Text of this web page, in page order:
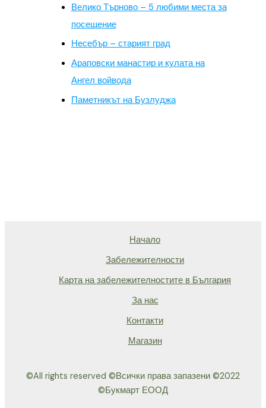
Велико Търново – 5 любими места за
посещение
Несебър – старият град
Араповски манастир и кулата на
Ангел войвода
Паметникът на Бузлуджа
Начало
Забележителности
Карта на забележителностите в България
За нас
Контакти
Магазин
©All rights reserved ©Всички права запазени ©2022
©Букмарт ЕООД